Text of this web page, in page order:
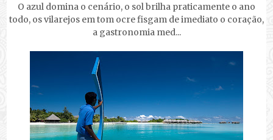
O azul domina o cenário, o sol brilha praticamente o ano
todo, os vilarejos em tom ocre fisgam de imediato o coração,
a gastronomia med...